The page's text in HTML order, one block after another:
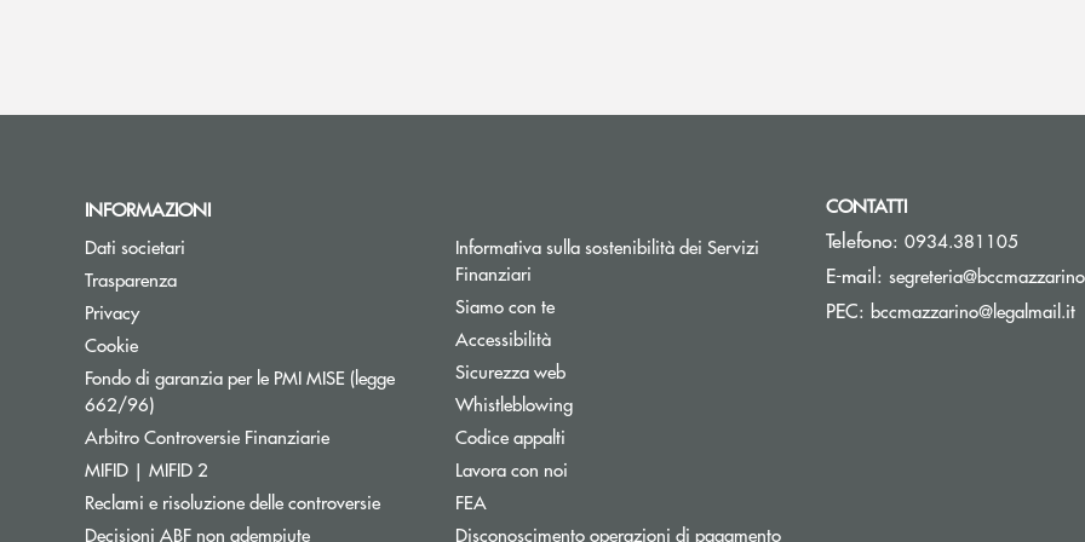
INFORMAZIONI
Dati societari
Trasparenza
Privacy
Cookie
Fondo di garanzia per le PMI MISE (legge
662/96)Apre una nuova finestra
Arbitro Controversie FinanziarieApre una nuova finestra
MIFID | MIFID 2
Reclami e risoluzione delle controversie
Decisioni ABF non adempiute
Informativa sulla sostenibilità dei Servizi
Finanziari
Siamo con te
Accessibilità
Sicurezza web
Whistleblowing
Codice appalti
Lavora con noi
FEA
Disconoscimento operazioni di pagamento
CONTATTI
Telefono: 0934.381105
E-mail:
PEC: bccmazzarino@legalmail.it